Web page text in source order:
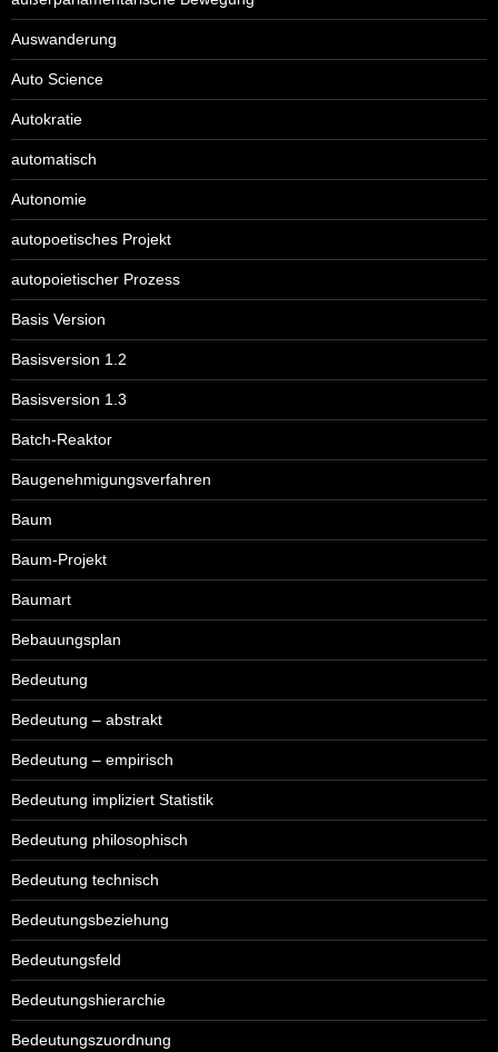
Auswanderung
Auto Science
Autokratie
automatisch
Autonomie
autopoetisches Projekt
autopoietischer Prozess
Basis Version
Basisversion 1.2
Basisversion 1.3
Batch-Reaktor
Baugenehmigungsverfahren
Baum
Baum-Projekt
Baumart
Bebauungsplan
Bedeutung
Bedeutung – abstrakt
Bedeutung – empirisch
Bedeutung impliziert Statistik
Bedeutung philosophisch
Bedeutung technisch
Bedeutungsbeziehung
Bedeutungsfeld
Bedeutungshierarchie
Bedeutungszuordnung